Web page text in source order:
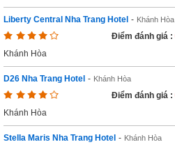
Liberty Central Nha Trang Hotel - Khánh Hòa
Điểm đánh giá :
Khánh Hòa
D26 Nha Trang Hotel - Khánh Hòa
Điểm đánh giá :
Khánh Hòa
Stella Maris Nha Trang Hotel - Khánh Hòa